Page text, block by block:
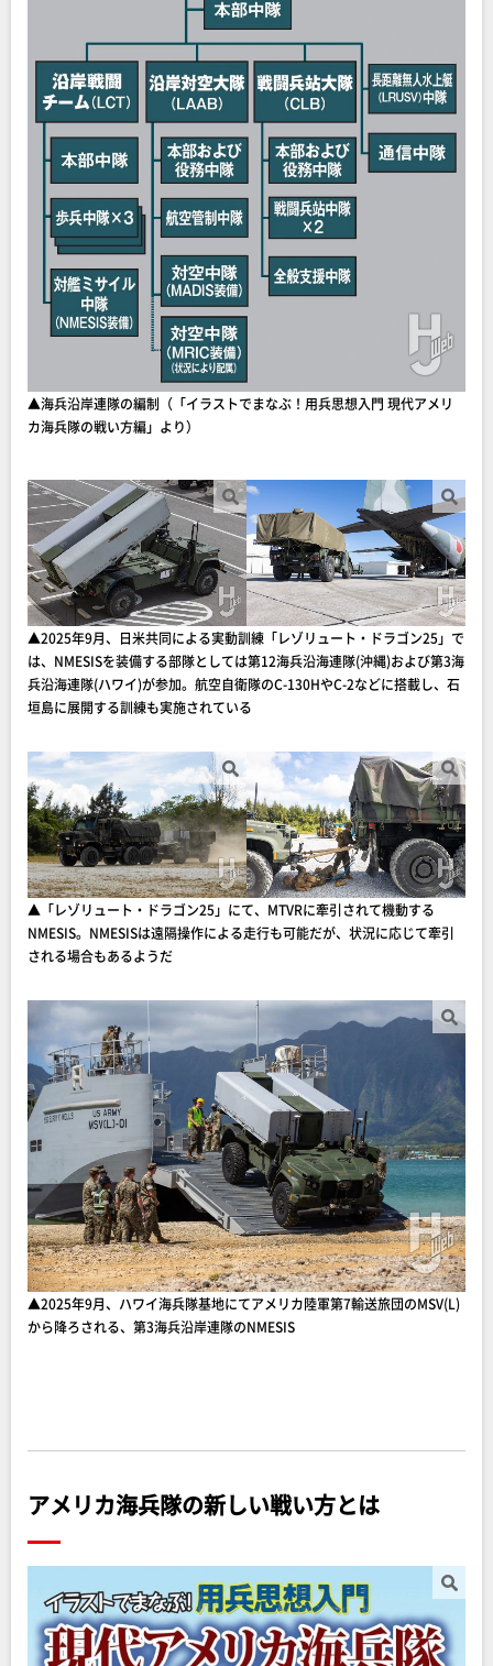
▲海兵沿岸連隊の編制（「イラストでまなぶ！用兵思想入門 現代アメリ
カ海兵隊の戦い方編」より）
▲2025年9月、日米共同による実動訓練「レゾリュート・ドラゴン25」で
は、NMESISを装備する部隊としては第12海兵沿海連隊(沖縄)および第3海
兵沿海連隊(ハワイ)が参加。航空自衛隊のC-130HやC-2などに搭載し、石
垣島に展開する訓練も実施されている
▲「レゾリュート・ドラゴン25」にて、MTVRに牽引されて機動する
NMESIS。NMESISは遠隔操作による走行も可能だが、状況に応じて牽引
される場合もあるようだ
▲2025年9月、ハワイ海兵隊基地にてアメリカ陸軍第7輸送旅団のMSV(L)
から降ろされる、第3海兵沿岸連隊のNMESIS
アメリカ海兵隊の新しい戦い方とは